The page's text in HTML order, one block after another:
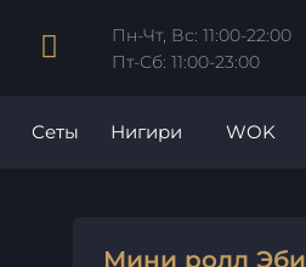
Пн-Чт, Вс: 11:00-22:00
Пт-Сб: 11:00-23:00
Сеты Нигири WOK
Мини ролл Эби